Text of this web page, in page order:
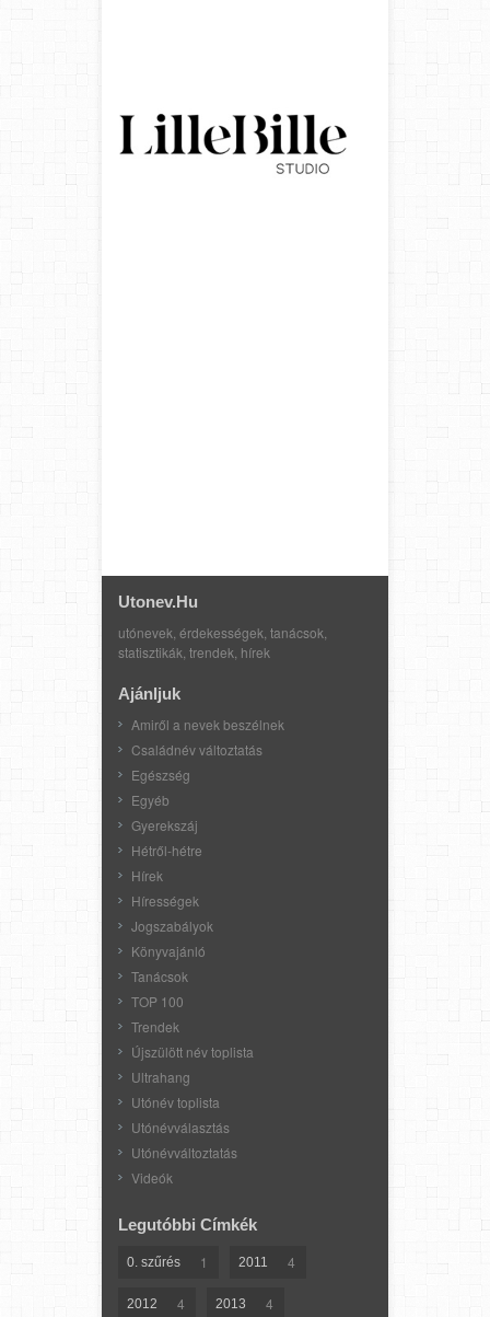
Utonev.hu
utónevek, érdekességek, tanácsok,
statisztikák, trendek, hírek
Ajánljuk
Amiről a nevek beszélnek
Családnév változtatás
Egészség
Egyéb
Gyerekszáj
Hétről-hétre
Hírek
Hírességek
Jogszabályok
Könyvajánló
Tanácsok
TOP 100
Trendek
Újszülött név toplista
Ultrahang
Utónév toplista
Utónévválasztás
Utónévváltoztatás
Videók
Legutóbbi Címkék
0. szűrés 1 2011 4
2012 4 2013 4